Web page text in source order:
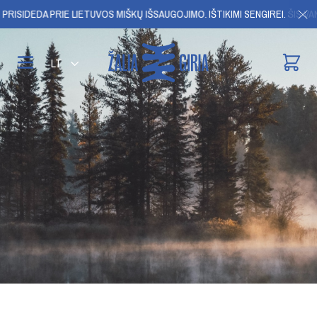
PRIE LIETUVOS MIŠKŲ IŠSAUGOJIMO.IŠTIKIMI SENGIREI. ŠIS
LT